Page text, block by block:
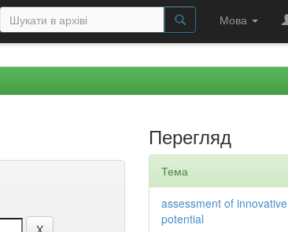
Мова
Перегляд
Тема
assessment of innovative
potential